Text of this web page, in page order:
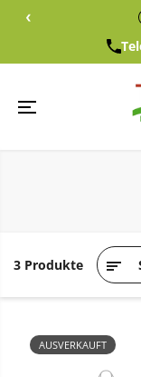
EN SIE ZU
‹
3 Produkte
AUSVERKAUFT